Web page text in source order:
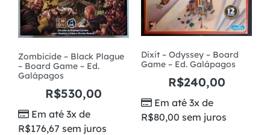
Zombicide – Black Plague
– Board Game – Ed.
Galápagos
R$530,00
Em até 3x de
R$176,67 sem juros
Dixit – Odyssey – Board
Game – Ed. Galápagos
R$240,00
Em até 3x de
R$80,00 sem juros